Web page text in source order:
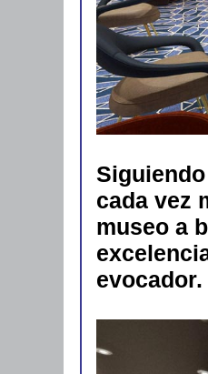
cada vez
museo a
evocador.